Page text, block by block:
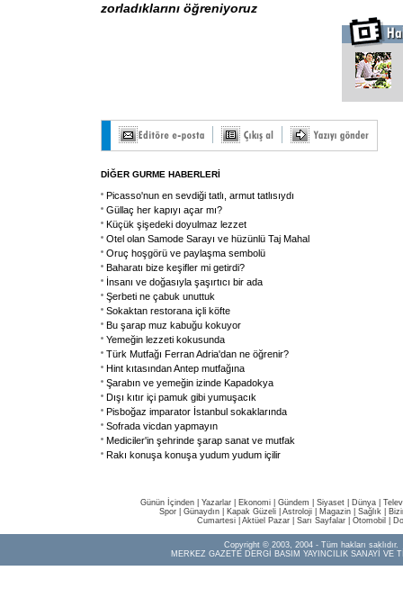
zorladıklarını öğreniyoruz
DİĞER GURME HABERLERİ
Picasso'nun en sevdiği tatlı, armut tatlısıydı
Güllaç her kapıyı açar mı?
Küçük şişedeki doyulmaz lezzet
Otel olan Samode Sarayı ve hüzünlü Taj Mahal
Oruç hoşgörü ve paylaşma sembolü
Baharatı bize keşifler mi getirdi?
İnsanı ve doğasıyla şaşırtıcı bir ada
Şerbeti ne çabuk unuttuk
Sokaktan restorana içli köfte
Bu şarap muz kabuğu kokuyor
Yemeğin lezzeti kokusunda
Türk Mutfağı Ferran Adria'dan ne öğrenir?
Hint kıtasından Antep mutfağına
Şarabın ve yemeğin izinde Kapadokya
Dışı kıtır içi pamuk gibi yumuşacık
Pisboğaz imparator İstanbul sokaklarında
Sofrada vicdan yapmayın
Mediciler'in şehrinde şarap sanat ve mutfak
Rakı konuşa konuşa yudum yudum içilir
Günün İçinden Yazarlar Ekonomi Gündem Siyaset Dünya |
Spor
Günaydın Kapak Güzeli Astroloji Magazin Sağlık
Cumartesi| Aktüel Pazar| Sarı Sayfalar| Otomobil
Copyright © 2003, 2004 - Tüm hakları saklıdır.
MERKEZ GAZETE DERGİ BASIM YAYINCILIK SANAYİ VE